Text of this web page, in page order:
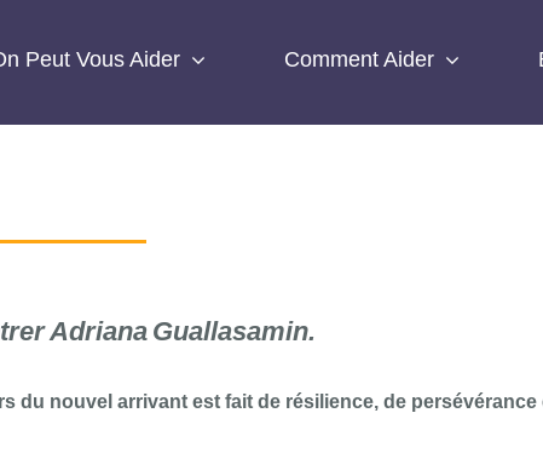
Peut Vous Aider Comment Aider
Adriana Guallasamin.
du nouvel arrivant est fait de résilience, de